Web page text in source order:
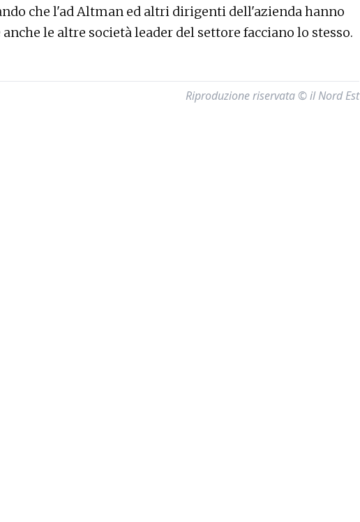
che l'ad Altman ed altri dirigenti dell'azienda hanno
le altre società leader del settore facciano lo stesso.
Riproduzione riservata © il Nord Est